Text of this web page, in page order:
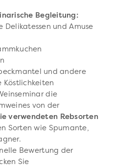
Begleitung:
Delikatessen und Amuse
und andere
Köstlichkeiten
die
von der
verwendeten Rebsorten
Sorten wie Spumante,
Bewertung der
Sie